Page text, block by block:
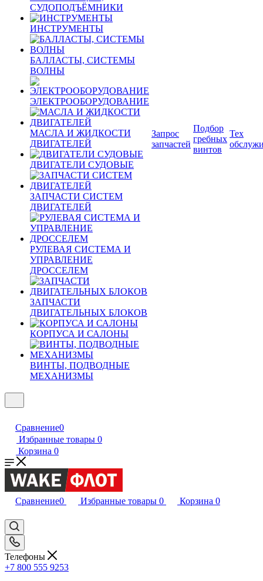
СУДОПОДЪЁМНИКИ
ИНСТРУМЕНТЫ
БАЛЛАСТЫ, СИСТЕМЫ
ВОЛНЫ
ЭЛЕКТРООБОРУДОВАНИЕ
МАСЛА И ЖИДКОСТИ
ДВИГАТЕЛЕЙ
ДВИГАТЕЛИ СУДОВЫЕ
ЗАПЧАСТИ СИСТЕМ
ДВИГАТЕЛЕЙ
РУЛЕВАЯ СИСТЕМА И
УПРАВЛЕНИЕ
ДРОССЕЛЕМ
ЗАПЧАСТИ
ДВИГАТЕЛЬНЫХ БЛОКОВ
КОРПУСА И САЛОНЫ
ВИНТЫ, ПОДВОДНЫЕ
МЕХАНИЗМЫ
Запрос
запчастей
Подбор
гребных
винтов
Тех
Сравнение0
Избранные товары 0
Корзина 0
Сравнение0 Избранные товары 0 Корзина 0
Телефоны
+7 800 555 9253